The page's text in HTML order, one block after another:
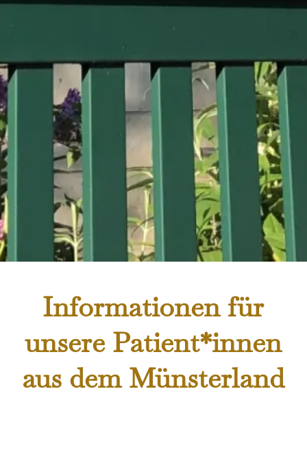
Informationen für
unsere Patient*innen
aus dem Münsterland